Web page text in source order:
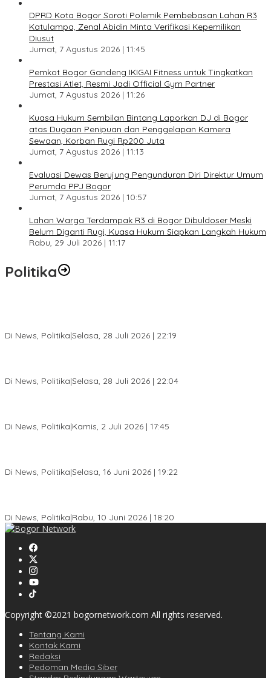
DPRD Kota Bogor Soroti Polemik Pembebasan Lahan R3
Katulampa, Zenal Abidin Minta Verifikasi Kepemilikan
Diusut
Jumat, 7 Agustus 2026 | 11:45
Pemkot Bogor Gandeng IKIGAI Fitness untuk Tingkatkan
Prestasi Atlet, Resmi Jadi Official Gym Partner
Jumat, 7 Agustus 2026 | 11:26
Kuasa Hukum Sembilan Bintang Laporkan DJ di Bogor
atas Dugaan Penipuan dan Penggelapan Kamera
Sewaan, Korban Rugi Rp200 Juta
Jumat, 7 Agustus 2026 | 11:13
Evaluasi Dewas Berujung Pengunduran Diri Direktur Umum
Perumda PPJ Bogor
Jumat, 7 Agustus 2026 | 10:57
Lahan Warga Terdampak R3 di Bogor Dibuldoser Meski
Belum Diganti Rugi, Kuasa Hukum Siapkan Langkah Hukum
Rabu, 29 Juli 2026 | 11:17
Politika
Di News, Politika|Selasa, 28 Juli 2026 | 22:19
Di News, Politika|Selasa, 28 Juli 2026 | 22:04
Di News, Politika|Kamis, 2 Juli 2026 | 17:45
Di News, Politika|Selasa, 16 Juni 2026 | 19:22
Di News, Politika|Rabu, 10 Juni 2026 | 18:20
Copyright ©2021 bogornetwork.com All rights reserved.
Tentang Kami
Kontak Kami
Redaksi
Pedoman Media Siber